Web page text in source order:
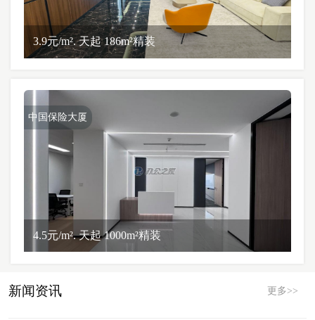
3.9元/m². 天起 186m²精装
中国保险大厦
4.5元/m². 天起 1000m²精装
新闻资讯 更多>>